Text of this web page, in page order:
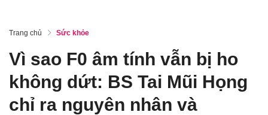
Trang chủ Sức khỏe
Vì sao F0 âm tính vẫn bị ho
không dứt: BS Tai Mũi Họng
chỉ ra nguyên nhân và